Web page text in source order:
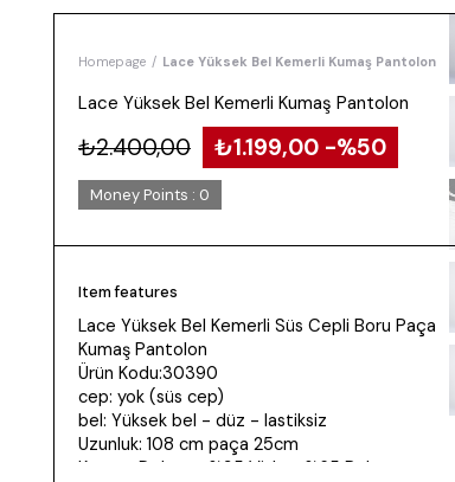
Homepage Lace Yüksek Bel Kemerli Kumaş Pantolon
Lace Yüksek Bel Kemerli Kumaş Pantolon
₺2.400,00 ₺1.199,00 50
Money Points : 0
Item features
Lace Yüksek Bel Kemerli Süs Cepli Boru Paça
Kumaş Pantolon
Ürün Kodu:30390
cep: yok (süs cep)
bel: Yüksek bel - düz - lastiksiz
Uzunluk: 108 cm paça 25cm
Kumaş: Dokuma %35 Viskon %65 Polyester